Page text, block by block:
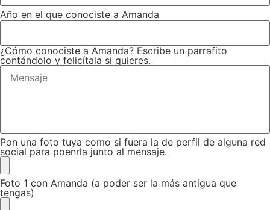
Año en el que conociste a Amanda
¿Cómo conociste a Amanda? Escribe un parrafito
contándolo y felicítala si quieres.
Pon una foto tuya como si fuera la de perfil de alguna red
social para poenrla junto al mensaje.
Foto 1 con Amanda (a poder ser la más antigua que
tengas)